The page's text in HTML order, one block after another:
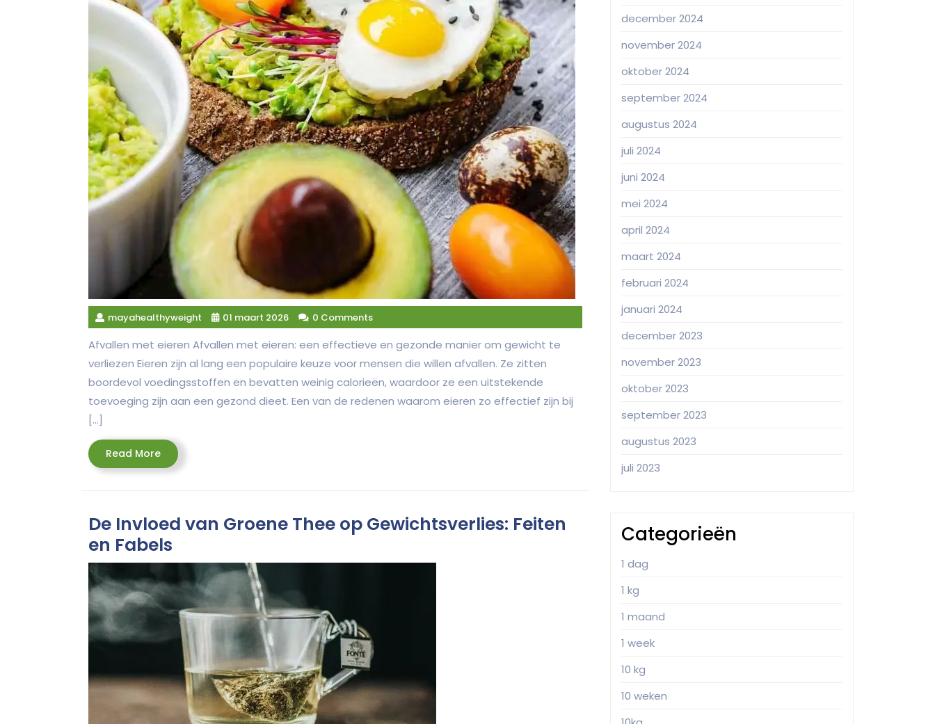
mayahealthyweight 01 maart 2026 0 Comments
Afvallen met eieren Afvallen met eieren: een effectieve en gezonde manier om gewicht te
verliezen Eieren zijn al lang een populaire keuze voor mensen die willen afvallen. Ze zitten
boordevol voedingsstoffen en bevatten weinig calorieën, waardoor ze een uitstekende
toevoeging zijn aan een gezond dieet. Een van de redenen waarom eieren zo effectief zijn bij
[…]
Read MoreRead
More
De Invloed van Groene Thee op Gewichtsverlies: Feiten
en Fabels
december 2024
november 2024
oktober 2024
september 2024
augustus 2024
juli 2024
juni 2024
mei 2024
april 2024
maart 2024
februari 2024
januari 2024
december 2023
november 2023
oktober 2023
september 2023
augustus 2023
juli 2023
Categorieën
1 dag
1 kg
1 maand
1 week
10 kg
10 weken